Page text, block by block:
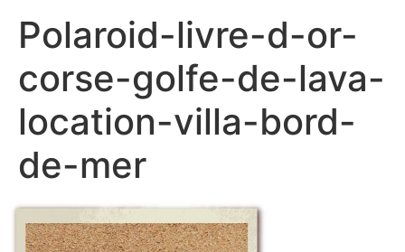
Polaroid-livre-d-or-
corse-golfe-de-lava-
location-villa-bord-
de-mer